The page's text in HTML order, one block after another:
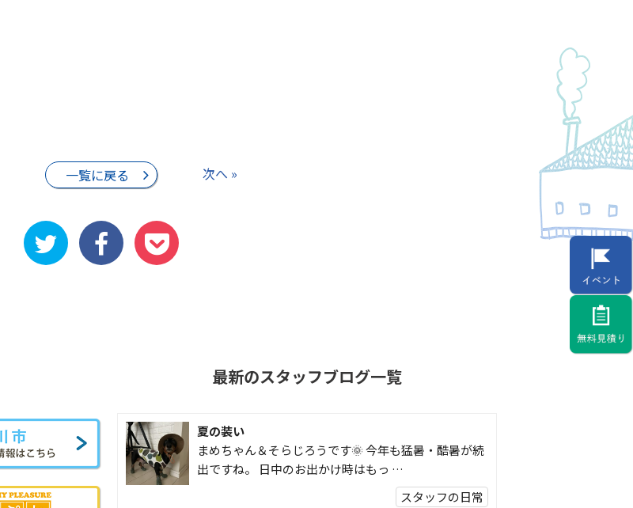
一覧に戻る 次へ »
最新のスタッフブログ一覧
夏の装い
まめちゃん＆そらじろうです🌞 今年も猛暑・酷暑が続
出ですね。 日中のお出かけ時はもっ …
スタッフの日常